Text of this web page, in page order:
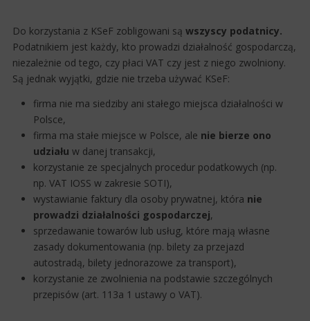
Do korzystania z KSeF zobligowani są wszyscy podatnicy.
Podatnikiem jest każdy, kto prowadzi działalność gospodarczą,
niezależnie od tego, czy płaci VAT czy jest z niego zwolniony.
Są jednak wyjątki, gdzie nie trzeba używać KSeF:
firma nie ma siedziby ani stałego miejsca działalności w
Polsce,
firma ma stałe miejsce w Polsce, ale nie bierze ono
udziału w danej transakcji,
korzystanie ze specjalnych procedur podatkowych (np.
np. VAT IOSS w zakresie SOTI),
wystawianie faktury dla osoby prywatnej, która nie
prowadzi działalności gospodarczej,
sprzedawanie towarów lub usług, które mają własne
zasady dokumentowania (np. bilety za przejazd
autostradą, bilety jednorazowe za transport),
korzystanie ze zwolnienia na podstawie szczególnych
przepisów (art. 113a 1 ustawy o VAT).